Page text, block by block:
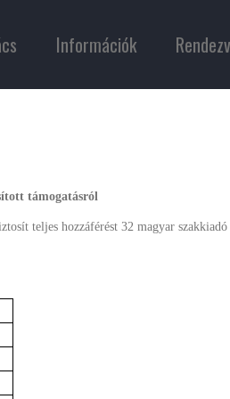
Információk
támogatásról
teljes hozzáférést 32 magyar